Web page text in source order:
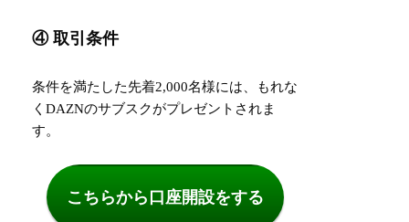
④ 取引条件
条件を満たした先着2,000名様には、もれな
くDAZNのサブスクがプレゼントされま
す。
こちらから口座開設をする